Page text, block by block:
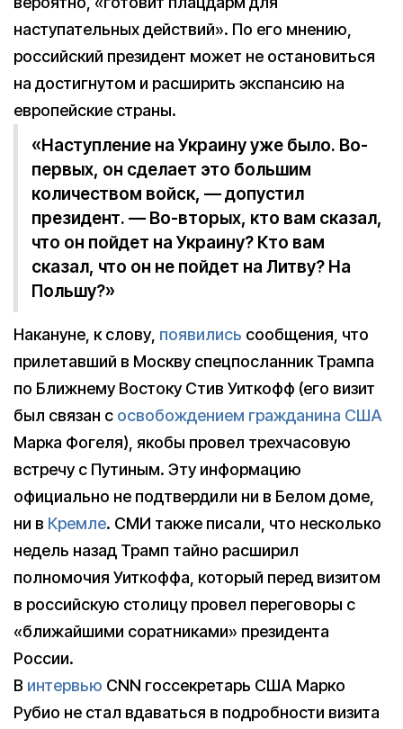
наступательных действий». По его мнению,
российский президент может не остановиться
на достигнутом и расширить экспансию на
европейские страны.
«Наступление на Украину уже было. Во-
первых, он сделает это большим
количеством войск, — допустил
президент. — Во-вторых, кто вам сказал,
что он пойдет на Украину? Кто вам
сказал, что он не пойдет на Литву? На
Польшу?»
Накануне, к слову, появились сообщения, что
прилетавший в Москву спецпосланник Трампа
по Ближнему Востоку Стив Уиткофф (его визит
был связан с освобождением гражданина США
Марка Фогеля), якобы провел трехчасовую
встречу с Путиным. Эту информацию
официально не подтвердили ни в Белом доме,
ни в Кремле. СМИ также писали, что несколько
недель назад Трамп тайно расширил
полномочия Уиткоффа, который перед визитом
в российскую столицу провел переговоры с
«ближайшими соратниками» президента
России.
В интервью CNN госсекретарь США Марко
Рубио не стал вдаваться в подробности визита